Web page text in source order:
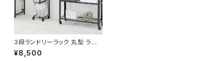
3段ランドリーラック 丸型 ランド
リーワゴン 洗濯カゴ キャスター
付 新生活 一人暮らし 幅34.5
¥8,500